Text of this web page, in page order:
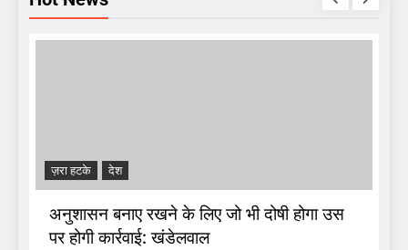
ज़रा हटके देश
अनुशासन बनाए रखने के लिए जो भी दोषी होगा उस
पर होगी कार्रवाई: खंडेलवाल